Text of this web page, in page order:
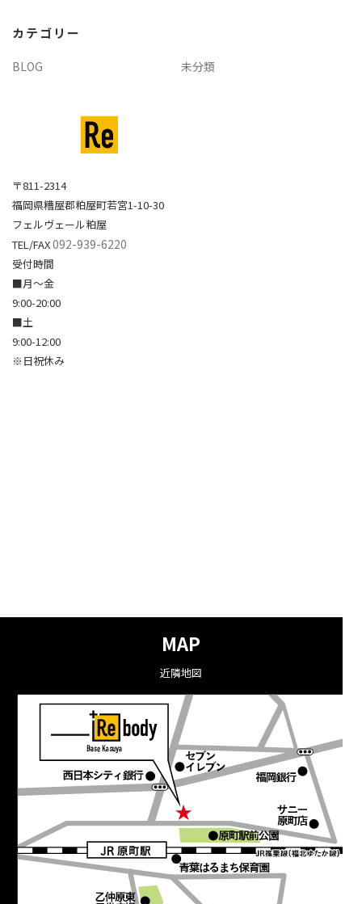
ブ
カテゴリー
BLOG 未分類
〒811-2314
福岡県糟屋郡粕屋町若宮1-10-30
フェルヴェール粕屋
TEL/FAX092-939-6220
受付時間
■月～金
9:00-20:00
■土
9:00-12:00
※日祝休み
MAP
近隣地図